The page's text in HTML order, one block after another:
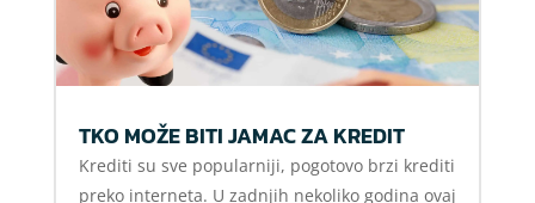
TKO MOŽE BITI JAMAC ZA KREDIT
Krediti su sve popularniji, pogotovo brzi krediti
preko interneta. U zadnjih nekoliko godina ovaj